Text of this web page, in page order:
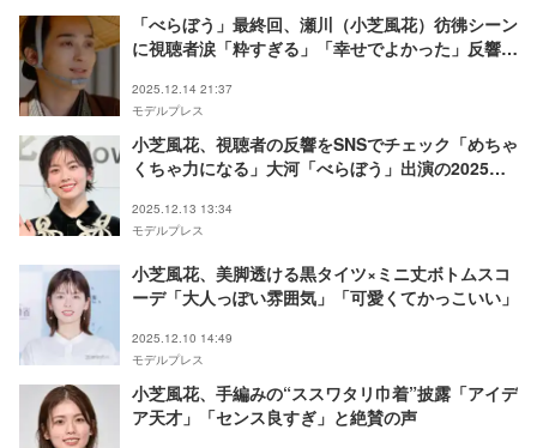
「べらぼう」最終回、瀬川（小芝風花）彷彿シーン
に視聴者涙「粋すぎる」「幸せでよかった」反響相
2025.12.14 21:37
モデルプレス
小芝風花、視聴者の反響をSNSでチェック「めちゃ
くちゃ力になる」大河「べらぼう」出演の2025年
2025.12.13 13:34
モデルプレス
小芝風花、美脚透ける黒タイツ×ミニ丈ボトムスコ
ーデ「大人っぽい雰囲気」「可愛くてかっこいい」
2025.12.10 14:49
モデルプレス
小芝風花、手編みの“ススワタリ巾着”披露「アイデ
ア天才」「センス良すぎ」と絶賛の声